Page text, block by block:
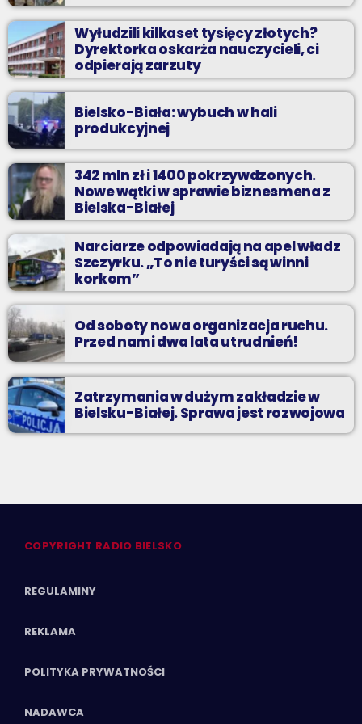
Wyłudzili kilkaset tysięcy złotych?
Dyrektorka oskarża nauczycieli, ci
odpierają zarzuty
Bielsko-Biała: wybuch w hali
produkcyjnej
342 mln zł i 1400 pokrzywdzonych.
Nowe wątki w sprawie biznesmena z
Bielska-Białej
Narciarze odpowiadają na apel władz
Szczyrku. „To nie turyści są winni
korkom”
Od soboty nowa organizacja ruchu.
Przed nami dwa lata utrudnień!
Zatrzymania w dużym zakładzie w
Bielsku-Białej. Sprawa jest rozwojowa
COPYRIGHT RADIO BIELSKO
REGULAMINY
REKLAMA
POLITYKA PRYWATNOŚCI
NADAWCA